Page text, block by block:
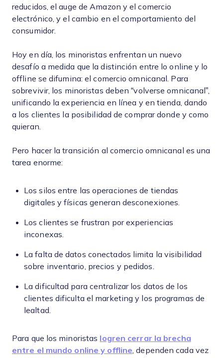
reducidos, el auge de Amazon y el comercio
electrónico, y el cambio en el comportamiento del
consumidor.
Hoy en día, los minoristas enfrentan un nuevo
desafío a medida que la distinción entre lo online y lo
offline se difumina: el comercio omnicanal. Para
sobrevivir, los minoristas deben “volverse omnicanal”,
unificando la experiencia en línea y en tienda, dando
a los clientes la posibilidad de comprar donde y como
quieran.
Pero hacer la transición al comercio omnicanal es una
tarea enorme:
Los silos entre las operaciones de tiendas
digitales y físicas generan desconexiones.
Los clientes se frustran por experiencias
inconexas.
La falta de datos conectados limita la visibilidad
sobre inventario, precios y pedidos.
La dificultad para centralizar los datos de los
clientes dificulta el marketing y los programas de
lealtad.
Para que los minoristas logren cerrar la brecha
entre el mundo online y offline , dependen cada vez